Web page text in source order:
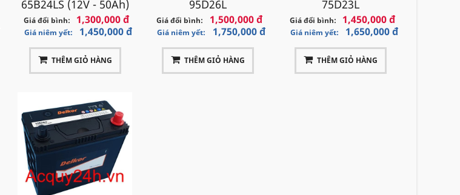
65B24LS (12V - 50Ah)
Giá đổi bình: 1,300,000 đ
Giá niêm yết: 1,450,000 đ
THÊM GIỎ HÀNG
95D26L
Giá đổi bình: 1,500,000 đ
Giá niêm yết: 1,750,000 đ
THÊM GIỎ HÀNG
75D23L
Giá đổi bình: 1,450,000 đ
Giá niêm yết: 1,650,000 đ
THÊM GIỎ HÀNG